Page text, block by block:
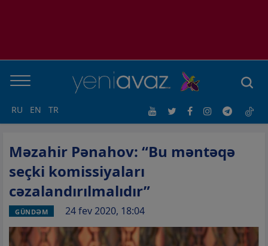
RU EN TR
Məzahir Pənahov: “Bu məntəqə
seçki komissiyaları
cəzalandırılmalıdır”
GÜNDƏM 24 fev 2020, 18:04